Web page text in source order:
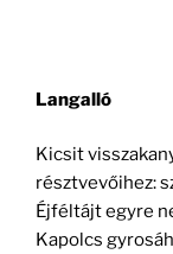
Langalló
Kicsit
résztvevőihez:
Éjféltájt egyre
Kapolcs